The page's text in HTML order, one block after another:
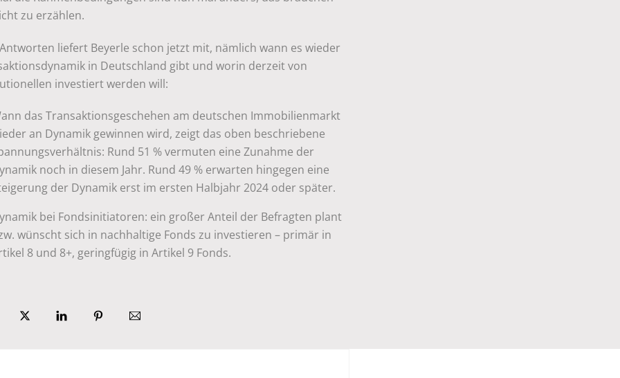
zu erzählen.
liefert Beyerle schon jetzt mit, nämlich wann es wieder
in Deutschland gibt und worin derzeit von
investiert werden will:
das Transaktionsgeschehen am deutschen Immobilienmarkt
an Dynamik gewinnen wird, zeigt das oben beschriebene
Rund 51 % vermuten eine Zunahme der
noch in diesem Jahr. Rund 49 % erwarten hingegen eine
der Dynamik erst im ersten Halbjahr 2024 oder später.
bei Fondsinitiatoren: ein großer Anteil der Befragten plant
wünscht sich in nachhaltige Fonds zu investieren – primär in
8 und 8+, geringfügig in Artikel 9 Fonds.